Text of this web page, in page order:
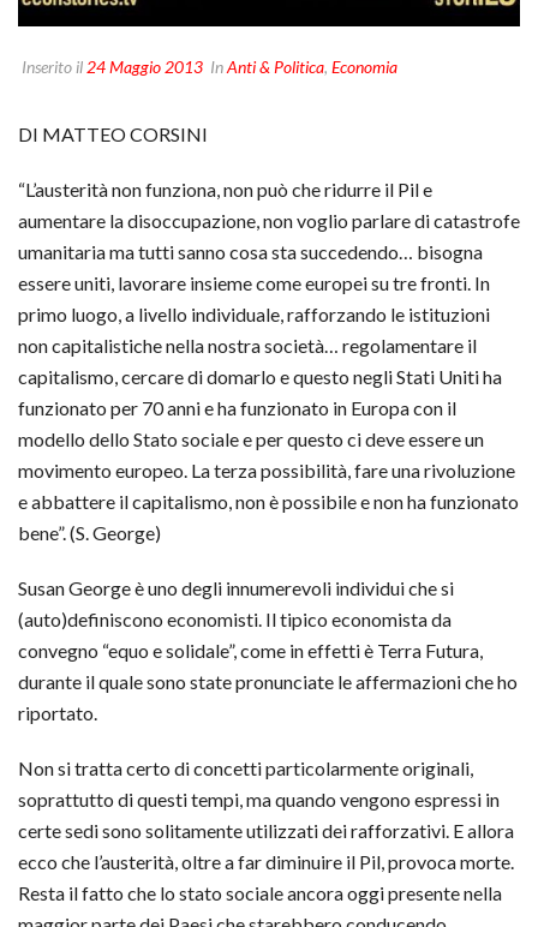
Inserito il 24 Maggio 2013 InAnti & Politica, Economia
DI MATTEO CORSINI
“L’austerità non funziona, non può che ridurre il Pil e
aumentare la disoccupazione, non voglio parlare di catastrofe
umanitaria ma tutti sanno cosa sta succedendo… bisogna
essere uniti, lavorare insieme come europei su tre fronti. In
primo luogo, a livello individuale, rafforzando le istituzioni
non capitalistiche nella nostra società… regolamentare il
capitalismo, cercare di domarlo e questo negli Stati Uniti ha
funzionato per 70 anni e ha funzionato in Europa con il
modello dello Stato sociale e per questo ci deve essere un
movimento europeo. La terza possibilità, fare una rivoluzione
e abbattere il capitalismo, non è possibile e non ha funzionato
bene”. (S. George)
Susan George è uno degli innumerevoli individui che si
(auto)definiscono economisti. Il tipico economista da
convegno “equo e solidale”, come in effetti è Terra Futura,
durante il quale sono state pronunciate le affermazioni che ho
riportato.
Non si tratta certo di concetti particolarmente originali,
soprattutto di questi tempi, ma quando vengono espressi in
certe sedi sono solitamente utilizzati dei rafforzativi. E allora
ecco che l’austerità, oltre a far diminuire il Pil, provoca morte.
Resta il fatto che lo stato sociale ancora oggi presente nella